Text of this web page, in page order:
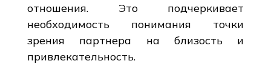
отношения. Это подчеркивает
необходимость понимания точки
зрения партнера на близость и
привлекательность.